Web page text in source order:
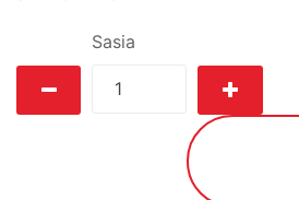
Sasia